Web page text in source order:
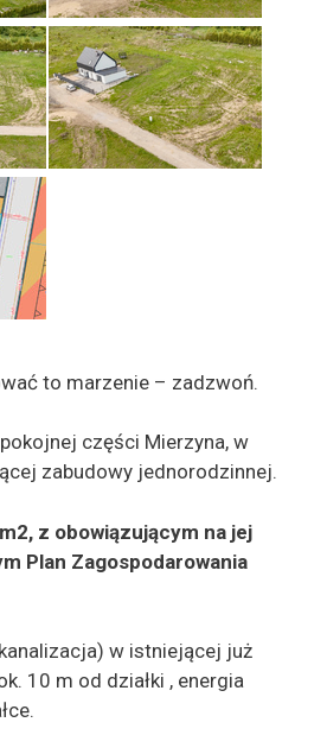
to marzenie – zadzwoń.
części Mierzyna, w
zabudowy jednorodzinnej.
z obowiązującym na jej
Plan Zagospodarowania
w istniejącej już
10 m od działki , energia